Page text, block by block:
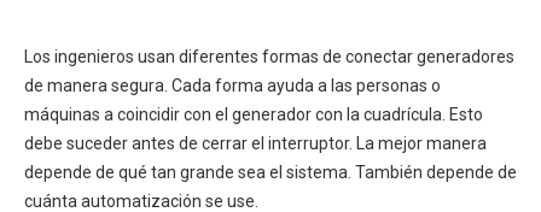
Los ingenieros usan diferentes formas de conectar generadores
de manera segura. Cada forma ayuda a las personas o
máquinas a coincidir con el generador con la cuadrícula. Esto
debe suceder antes de cerrar el interruptor. La mejor manera
depende de qué tan grande sea el sistema. También depende de
cuánta automatización se use.